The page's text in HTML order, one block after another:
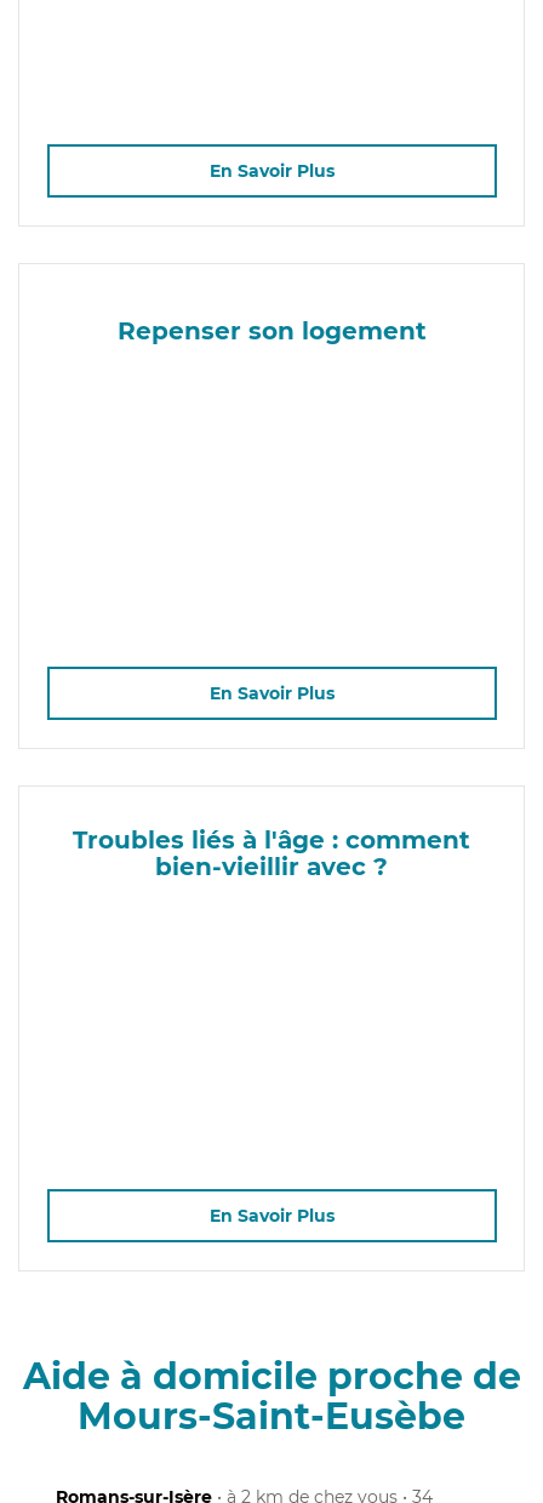
En Savoir Plus
Repenser son logement
En Savoir Plus
Troubles liés à l'âge : comment
bien-vieillir avec ?
En Savoir Plus
Aide à domicile proche de
Mours-Saint-Eusèbe
Romans-sur-Isère • à 2 km de chez vous • 34